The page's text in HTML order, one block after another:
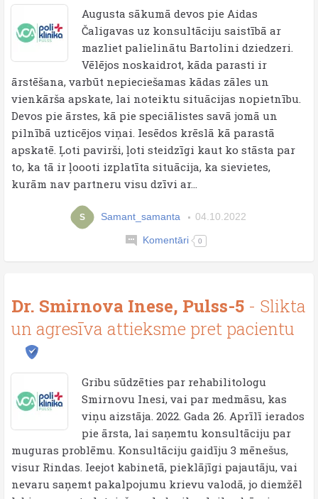
Augusta sākumā devos pie Aidas
Čaligavas uz konsultāciju saistībā ar
mazliet palielinātu Bartolini dziedzeri.
Vēlējos noskaidrot, kāda parasti ir
ārstēšana, varbūt nepieciešamas kādas zāles un
vienkārša apskate, lai noteiktu situācijas nopietnību.
Devos pie ārstes, kā pie speciālistes savā jomā un
pilnībā uzticējos viņai. Iesēdos krēslā kā parastā
apskatē. Ļoti pavirši, ļoti steidzīgi kaut ko stāsta par
to, ka tā ir ļoooti izplatīta situācija, ka sievietes,
kurām nav partneru visu dzīvi ar...
S Samant_samanta 04.10.2022
Komentāri 0
Dr. Smirnova Inese, Pulss-5 - Slikta
un agresīva attieksme pret pacientu
Gribu sūdzēties par rehabilitologu
Smirnovu Inesi, vai par medmāsu, kas
viņu aizstāja. 2022. Gada 26. Aprīlī ierados
pie ārsta, lai saņemtu konsultāciju par
muguras problēmu. Konsultāciju gaidīju 3 mēnešus,
visur Rindas. Ieejot kabinetā, pieklājīgi pajautāju, vai
nevaru saņemt pakalpojumu krievu valodā, jo diemžēl